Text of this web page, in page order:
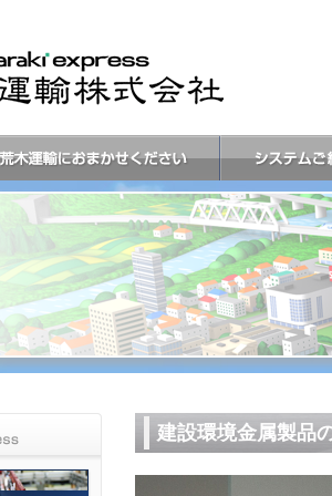
建設環境金属製品